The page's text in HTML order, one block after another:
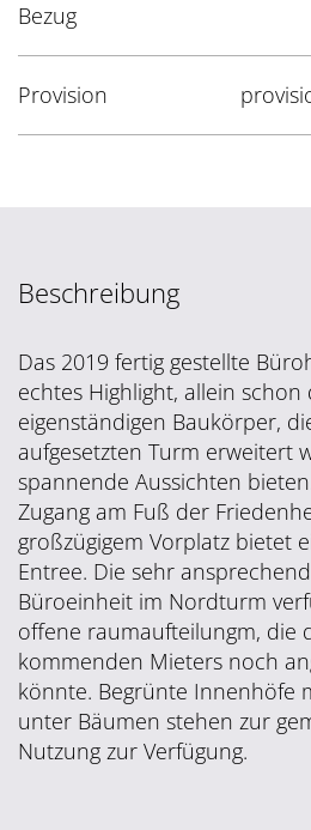
Bezug
Provision
Beschreibung
Das 2019 fertig gestellte
echtes Highlight, allein schon
eigenständigen Baukörper,
aufgesetzten Turm erweitert
spannende Aussichten
Zugang am Fuß der
großzügigem Vorplatz bietet
Entree. Die sehr
Büroeinheit im Nordturm
offene raumaufteilungm, die
kommenden Mieters noch
könnte. Begrünte Innenhöfe
unter Bäumen stehen zur
Nutzung zur Verfügung.